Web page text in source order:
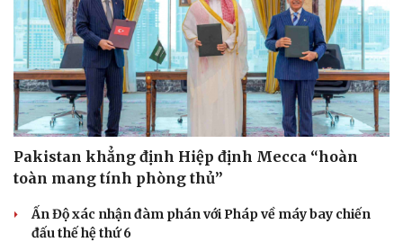
Pakistan khẳng định Hiệp định Mecca “hoàn
toàn mang tính phòng thủ”
Ấn Độ xác nhận đàm phán với Pháp về máy bay chiến
đấu thế hệ thứ 6